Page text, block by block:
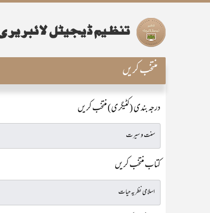
منتخب کریں
درجہ بندی (کٹیگری) منتخب کریں
کتاب منتخب کریں